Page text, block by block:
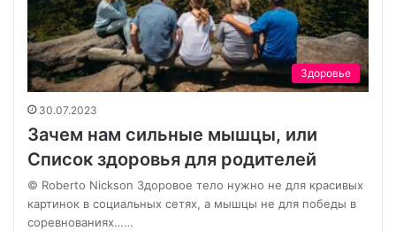
Здоровье
30.07.2023
Зачем нам сильные мышцы, или
Список здоровья для родителей
© Roberto Nickson Здоровое тело нужно не для красивых
картинок в социальных сетях, а мышцы не для победы в
соревнованиях……